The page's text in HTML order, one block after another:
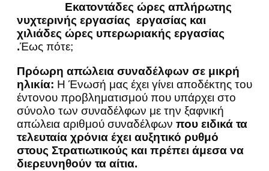
Εκατοντάδες ώρες απλήρωτης
νυχτερινής εργασίας εργασίας και
χιλιάδες ώρες υπερωριακής εργασίας
.Έως πότε;
Πρόωρη απώλεια συναδέλφων σε μικρή
ηλικία: Η Ένωσή μας έχει γίνει αποδέκτης του
έντονου προβληματισμού που υπάρχει στο
σύνολο των συναδέλφων με την ξαφνική
απώλεια αριθμού συναδέλφων που ειδικά τα
τελευταία χρόνια έχει αυξητικό ρυθμό
στους Στρατιωτικούς και πρέπει άμεσα να
διερευνηθούν τα αίτια.